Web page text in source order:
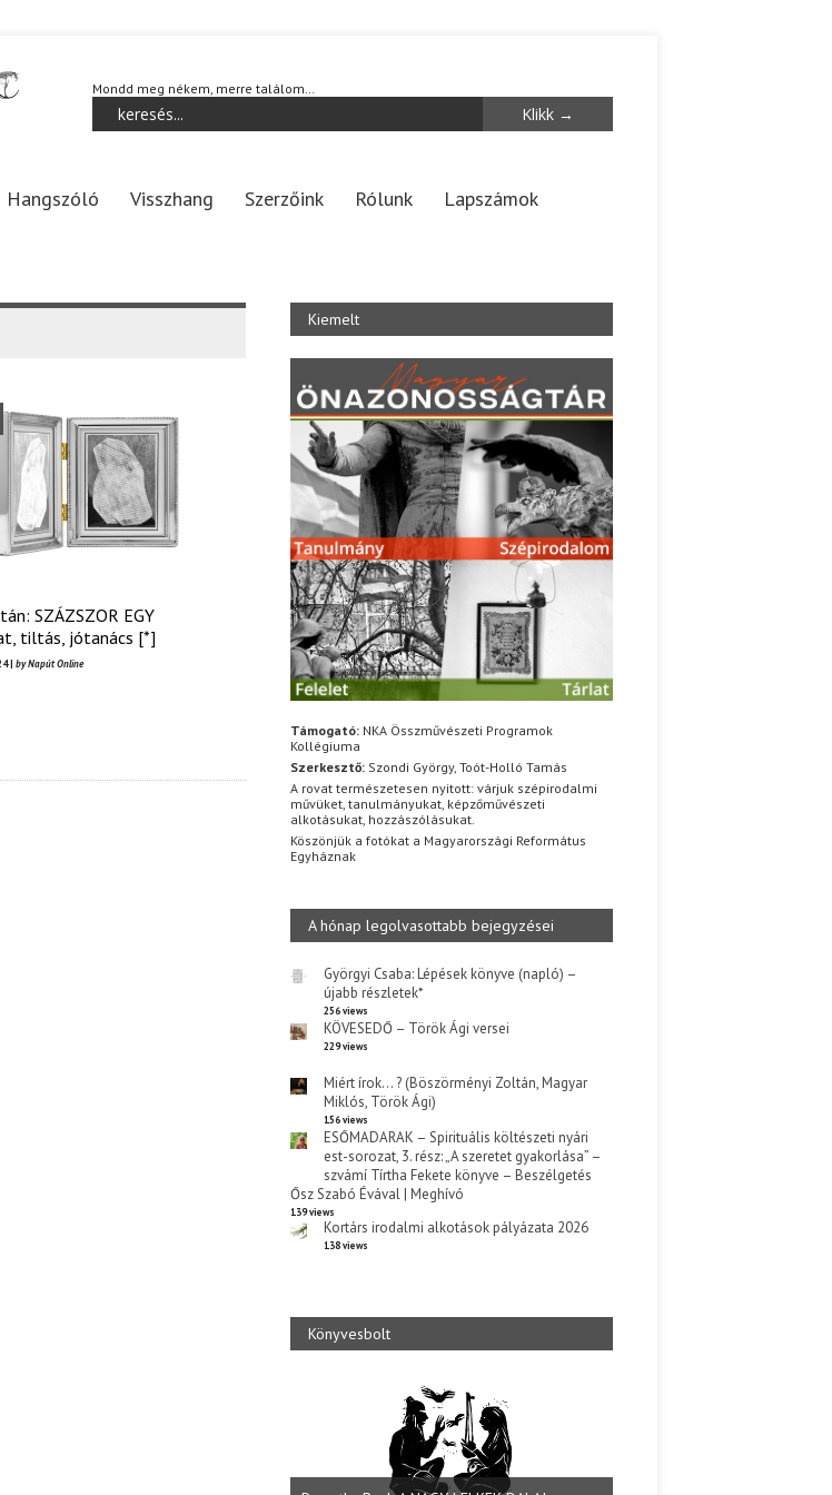
Mondd meg nékem, merre találom…
Hangszóló Visszhang Szerzőink Rólunk
Lapszámok
SZÁZSZOR EGY
tiltás, jótanács [*]
| by Napút Online
Kiemelt
Támogató: NKA Összművészeti Programok
Kollégiuma
Szerkesztő: Szondi György, Toót-Holló Tamás
A rovat természetesen nyitott: várjuk szépirodalmi
művüket, tanulmányukat, képzőművészeti
alkotásukat, hozzászólásukat.
Köszönjük a fotókat a Magyarországi Református
Egyháznak
A hónap legolvasottabb bejegyzései
Györgyi Csaba: Lépések könyve (napló) –
újabb részletek*
256 views
KÖVESEDŐ – Török Ági versei
229 views
Miért írok… ? (Böszörményi Zoltán, Magyar
Miklós, Török Ági)
156 views
ESŐMADARAK – Spirituális költészeti nyári
est-sorozat, 3. rész: „A szeretet gyakorlása” –
szvámí Tírtha Fekete könyve – Beszélgetés
Ősz Szabó Évával | Meghívó
139 views
Kortárs irodalmi alkotások pályázata 2026
138 views
Könyvesbolt